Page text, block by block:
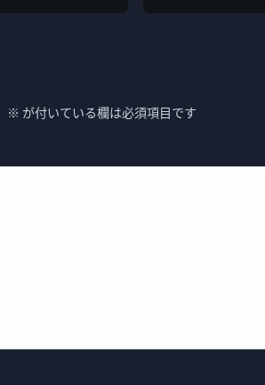
※ が付いている欄は必須項目です